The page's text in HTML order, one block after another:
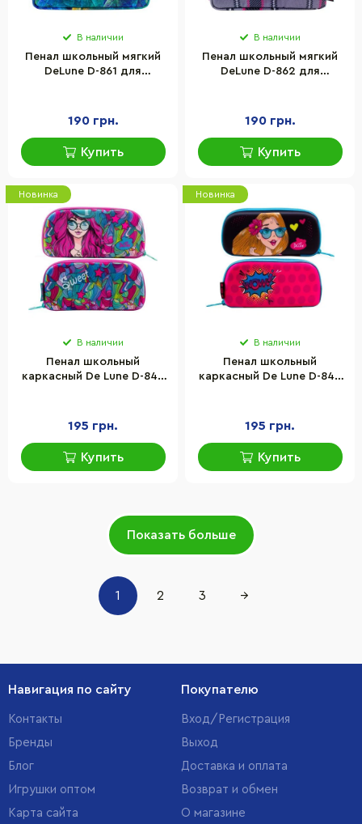
В наличии
Пенал школьный мягкий
DeLune D-861 для
190 грн.
Купить
В наличии
Пенал школьный мягкий
DeLune D-862 для
190 грн.
Купить
Новинка
В наличии
Пенал школьный
каркасный De Lune D-843
195 грн.
Купить
Новинка
В наличии
Пенал школьный
каркасный De Lune D-844
195 грн.
Купить
Показать больше
1 2 3 →
Навигация по сайту
Контакты
Бренды
Блог
Игрушки оптом
Карта сайта
Покупателю
Вход/Регистрация
Выход
Доставка и оплата
Возврат и обмен
О магазине